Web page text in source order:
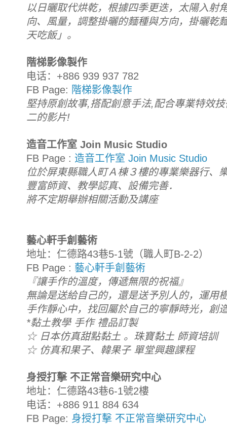
以日曬取代烘乾，根據四季更迭，太陽入射
向、風量，調整掛曬的麵種與方向，掛曬乾
天吃飯」。
階梯影像製作
电话：+886 939 937 782
FB Page: 階梯影像製作
堅持原創故事,搭配創意手法,配合專業特效
二的影片!
造音工作室 Join Music Studio
FB Page : 造音工作室 Join Music Studio
位於屏東縣職人町Ａ棟３樓的專業樂器行、
豐富師資、教學認真、設備完善．
將不定期舉辦相關活動及講座
藝心軒手創藝術
地址：仁德路43巷5-1號（職人町B-2-2）
FB Page : 藝心軒手創藝術
『讓手作的溫度，傳遞無限的祝福』
無論是送給自己的，還是送予別人的，運用
手作靜心中，找回屬於自己的寧靜時光，創
*黏土教學 手作 禮品訂製
☆ 日本仿真甜點黏土 。珠寶黏土 師資培訓
☆ 仿真和果子、韓果子 單堂興趣課程
身授打擊 不正常音樂研究中心
地址：仁德路43巷6-1號2樓
电话：+886 911 884 634
FB Page: 身授打擊 不正常音樂研究中心